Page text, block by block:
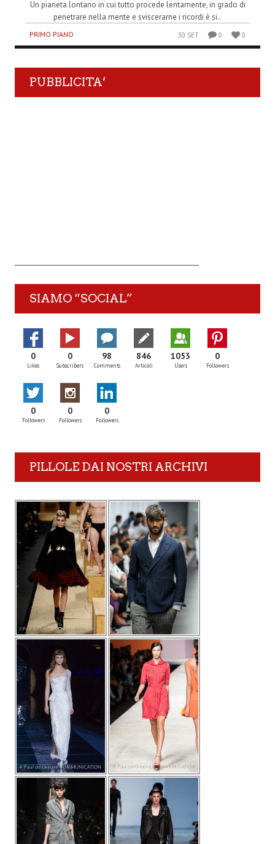
Un pianeta lontano in cui tutto procede lentamente, in grado di
penetrare nella mente e sviscerarne i ricordi è si..
PRIMO PIANO 30 SET 0 0
PUBBLICITA’
SIAMO “SOCIAL”
0
Likes
0
Subscribers
98
Comments
846
Articoli
1053
Users
0
Followers
0
Followers
0
Followers
0
Followers
PILLOLE DAI NOSTRI ARCHIVI